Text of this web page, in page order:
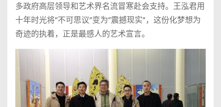
多政府高层领导和艺术界名流冒寒赴会支持。王泓君用
十年时光将”不可思议”变为”震撼现实”，这份化梦想为
奇迹的执着，正是最感人的艺术宣言。